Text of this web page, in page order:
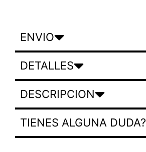
ENVIO
DETALLES
DESCRIPCION
TIENES ALGUNA DUDA?